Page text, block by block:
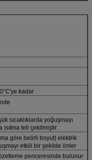
kadar
sıcaklıklarda yoğuşmayı
ısıtma teli çekilmiştir.
göre belirli boyut) elektrik
etkili bir şekilde önler
penceresinde bulunur